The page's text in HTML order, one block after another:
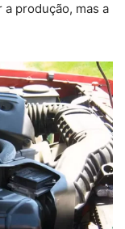
produção, mas a